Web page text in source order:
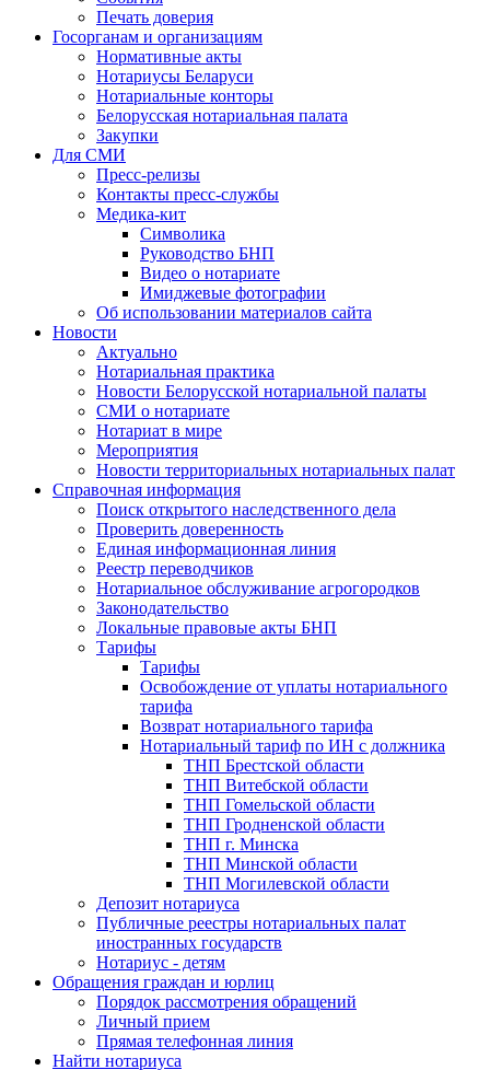
Печать доверия
Госорганам и организациям
Нормативные акты
Нотариусы Беларуси
Нотариальные конторы
Белорусская нотариальная палата
Закупки
Для СМИ
Пресс-релизы
Контакты пресс-службы
Медика-кит
Символика
Руководство БНП
Видео о нотариате
Имиджевые фотографии
Об использовании материалов сайта
Новости
Актуально
Нотариальная практика
Новости Белорусской нотариальной палаты
СМИ о нотариате
Нотариат в мире
Мероприятия
Новости территориальных нотариальных палат
Справочная информация
Поиск открытого наследственного дела
Проверить доверенность
Единая информационная линия
Реестр переводчиков
Нотариальное обслуживание агрогородков
Законодательство
Локальные правовые акты БНП
Тарифы
Тарифы
Освобождение от уплаты нотариального
тарифа
Возврат нотариального тарифа
Нотариальный тариф по ИН с должника
ТНП Брестской области
ТНП Витебской области
ТНП Гомельской области
ТНП Гродненской области
ТНП г. Минска
ТНП Минской области
ТНП Могилевской области
Депозит нотариуса
Публичные реестры нотариальных палат
иностранных государств
Нотариус - детям
Обращения граждан и юрлиц
Порядок рассмотрения обращений
Личный прием
Прямая телефонная линия
Найти нотариуса